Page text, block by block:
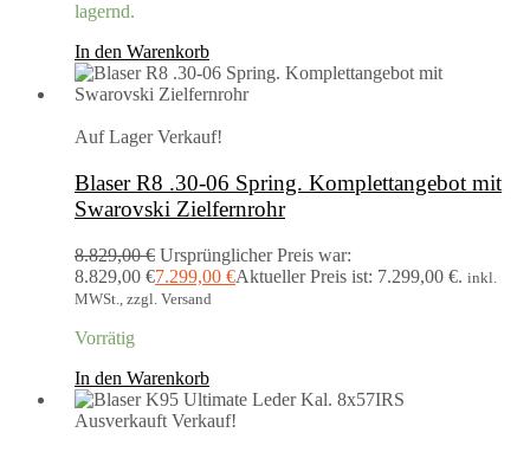
lagernd.
In den Warenkorb
Auf Lager Verkauf!
Blaser R8 .30-06 Spring. Komplettangebot mit
Swarovski Zielfernrohr
8.829,00€ Ursprünglicher Preis war:
8.829,00 €7.299,00 €Aktueller Preis ist: 7.299,00 €. inkl.
MWSt., zzgl. Versand
Vorrätig
In den Warenkorb
Ausverkauft Verkauf!